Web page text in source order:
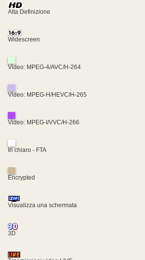
Alta Definizione
Widescreen
Video: MPEG-4/AVC/H-264
Video: MPEG-H/HEVC/H-265
Video: MPEG-I/VVC/H-266
In chiaro - FTA
Encrypted
Visualizza una schermata
3D